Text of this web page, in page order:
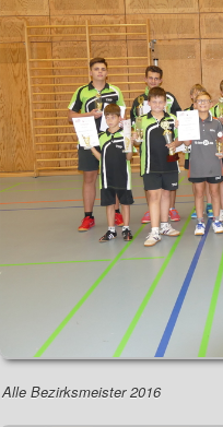
Alle Bezirksmeister 2016